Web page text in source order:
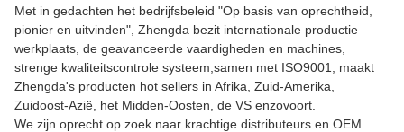
Met in gedachten het bedrijfsbeleid "Op basis van oprechtheid,
pionier en uitvinden", Zhengda bezit internationale productie
werkplaats, de geavanceerde vaardigheden en machines,
strenge kwaliteitscontrole systeem,samen met ISO9001, maakt
Zhengda's producten hot sellers in Afrika, Zuid-Amerika,
Zuidoost-Azië, het Midden-Oosten, de VS enzovoort.
We zijn oprecht op zoek naar krachtige distributeurs en OEM